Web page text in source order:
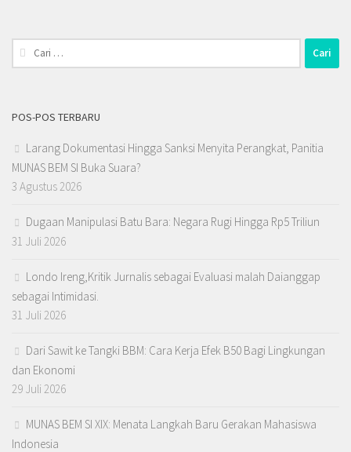
Cari
untuk:
POS-POS TERBARU
Larang Dokumentasi Hingga Sanksi Menyita Perangkat, Panitia
MUNAS BEM SI Buka Suara?
3 Agustus 2026
Dugaan Manipulasi Batu Bara: Negara Rugi Hingga Rp5 Triliun
31 Juli 2026
Londo Ireng,Kritik Jurnalis sebagai Evaluasi malah Daianggap
sebagai Intimidasi.
31 Juli 2026
Dari Sawit ke Tangki BBM: Cara Kerja Efek B50 Bagi Lingkungan
dan Ekonomi
29 Juli 2026
MUNAS BEM SI XIX: Menata Langkah Baru Gerakan Mahasiswa
Indonesia